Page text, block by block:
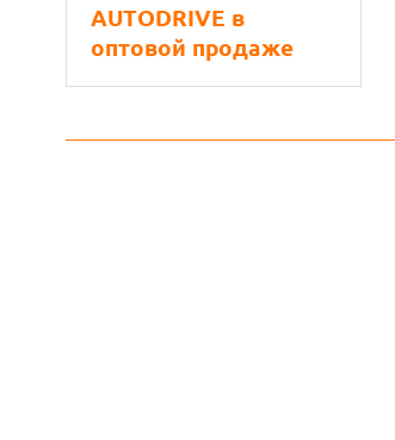
AUTODRIVE в
оптовой продаже